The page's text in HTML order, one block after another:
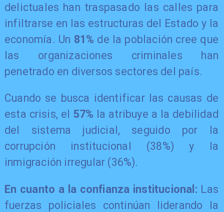
delictuales han traspasado las calles para
infiltrarse en las estructuras del Estado y la
economía. Un 81% de la población cree que
las organizaciones criminales han
penetrado en diversos sectores del país.
Cuando se busca identificar las causas de
esta crisis, el 57% la atribuye a la debilidad
del sistema judicial, seguido por la
corrupción institucional (38%) y la
inmigración irregular (36%).
En cuanto a la confianza institucional: Las
fuerzas policiales continúan liderando la